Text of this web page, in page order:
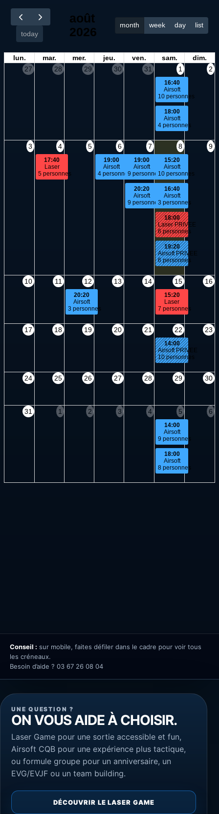
Conseil : sur mobile, faites défiler dans le cadre pour voir tous
les créneaux.
Besoin d’aide ? 03 67 26 08 04
UNE QUESTION ?
ON VOUS AIDE À CHOISIR.
Laser Game pour une sortie accessible et fun,
Airsoft CQB pour une expérience plus tactique,
ou formule groupe pour un anniversaire, un
EVG/EVJF ou un team building.
DÉCOUVRIR LE LASER GAME